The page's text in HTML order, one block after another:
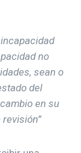
no
sean o
del
en su